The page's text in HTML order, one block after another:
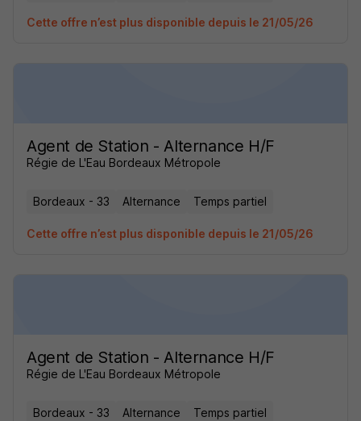
Cette offre n’est plus disponible depuis le 21/05/26
Agent de Station - Alternance H/F
Régie de L'Eau Bordeaux Métropole
Bordeaux - 33 Alternance Temps partiel
Cette offre n’est plus disponible depuis le 21/05/26
Agent de Station - Alternance H/F
Régie de L'Eau Bordeaux Métropole
Bordeaux - 33 Alternance Temps partiel